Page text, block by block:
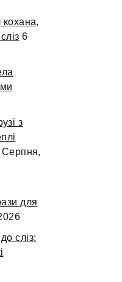
6
з
Серпня,
для
сліз: